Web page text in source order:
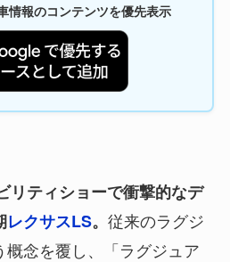
情報のコンテンツを優先表示
リティショーで衝撃的なデ
レクサスLS。 従来のラグジ
概念を覆し、「ラグジュア